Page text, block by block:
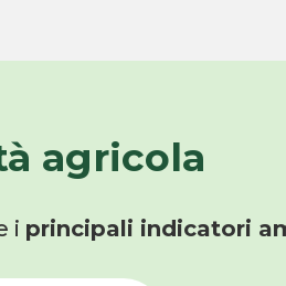
agricola
i principali indicatori